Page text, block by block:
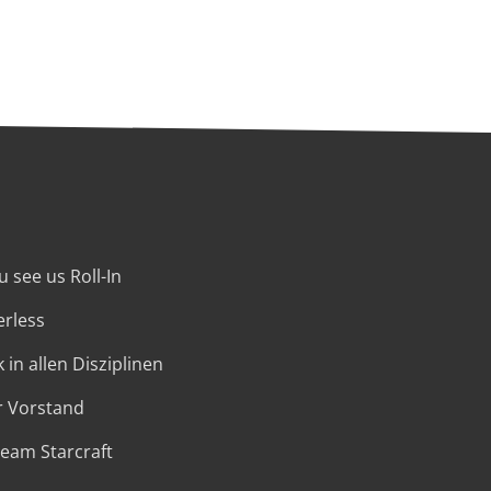
see us Roll-In
in allen Disziplinen
Vorstand
Starcraft